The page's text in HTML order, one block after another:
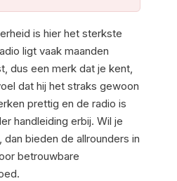
is hier het sterkste
ligt vaak maanden
dus een merk dat je kent,
dat hij het straks gewoon
prettig en de radio is
handleiding erbij. Wil je
bieden de allrounders in
betrouwbare